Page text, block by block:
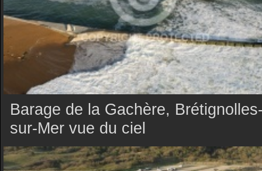
Barage de la Gachère,
sur-Mer vue du ciel